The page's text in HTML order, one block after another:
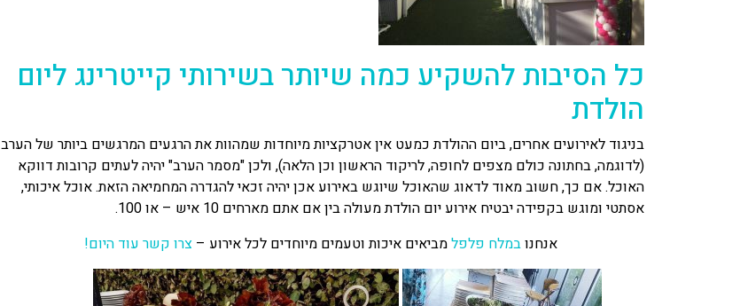
כל הסיבות להשקיע כמה שיותר בשירותי קייטרינג ליום
הולדת
בניגוד לאירועים אחרים, ביום ההולדת כמעט אין אטרקציות מיוחדות שמהוות את הרגעים המרגשים ביותר של הערב
(לדוגמה, בחתונה כולם מצפים לחופה, לריקוד הראשון וכן הלאה), ולכן "מסמר הערב" יהיה לעתים קרובות דווקא
האוכל. אם כך, חשוב מאוד לדאוג שהאוכל שיוגש באירוע אכן יהיה זכאי להגדרה המחמיאה הזאת. אוכל איכותי,
אסתטי ומוגש בקפידה יבטיח אירוע יום הולדת מעולה בין אם אתם מארחים 10 איש – או 100.
אנחנובמלח פלפלמביאים איכות וטעמים מיוחדים לכל אירוע – צרו קשר עוד היום!